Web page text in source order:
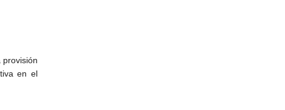
provisión
en el